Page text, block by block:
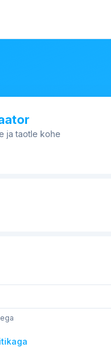
ja taotle kohe